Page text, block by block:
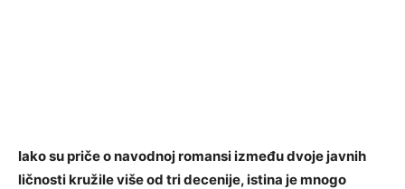
Iako su priče o navodnoj romansi između dvoje javnih
ličnosti kružile više od tri decenije, istina je mnogo